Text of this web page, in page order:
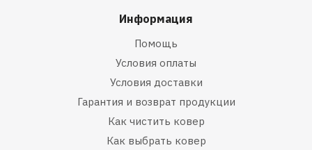
Информация
Помощь
Условия оплаты
Условия доставки
Гарантия и возврат продукции
Как чистить ковер
Как выбрать ковер